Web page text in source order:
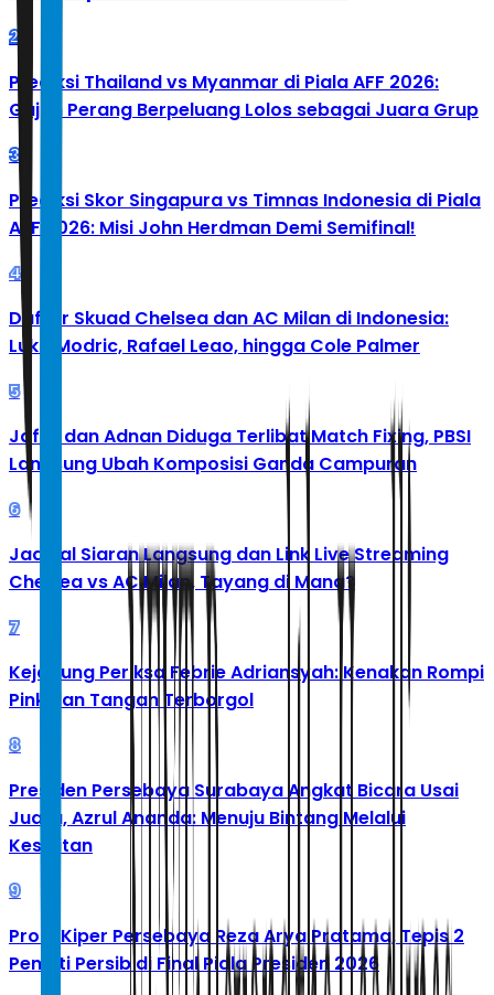
2
Prediksi Thailand vs Myanmar di Piala AFF 2026:
Gajah Perang Berpeluang Lolos sebagai Juara Grup
3
Prediksi Skor Singapura vs Timnas Indonesia di Piala
AFF 2026: Misi John Herdman Demi Semifinal!
4
Daftar Skuad Chelsea dan AC Milan di Indonesia:
Luka Modric, Rafael Leao, hingga Cole Palmer
5
Jafar dan Adnan Diduga Terlibat Match Fixing, PBSI
Langsung Ubah Komposisi Ganda Campuran
6
Jadwal Siaran Langsung dan Link Live Streaming
Chelsea vs AC Milan, Tayang di Mana?
7
Kejagung Periksa Febrie Adriansyah: Kenakan Rompi
Pink dan Tangan Terborgol
8
Presiden Persebaya Surabaya Angkat Bicara Usai
Juara, Azrul Ananda: Menuju Bintang Melalui
Kesulitan
9
Profil Kiper Persebaya Reza Arya Pratama, Tepis 2
Penalti Persib di Final Piala Presiden 2026